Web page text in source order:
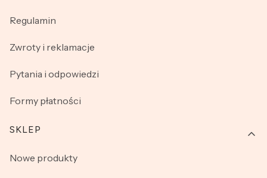
Regulamin
Zwroty i reklamacje
Pytania i odpowiedzi
Formy płatności
SKLEP
Nowe produkty